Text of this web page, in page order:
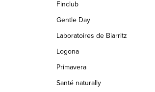
Finclub
Gentle Day
Laboratoires de Biarritz
Logona
Primavera
Santé naturally